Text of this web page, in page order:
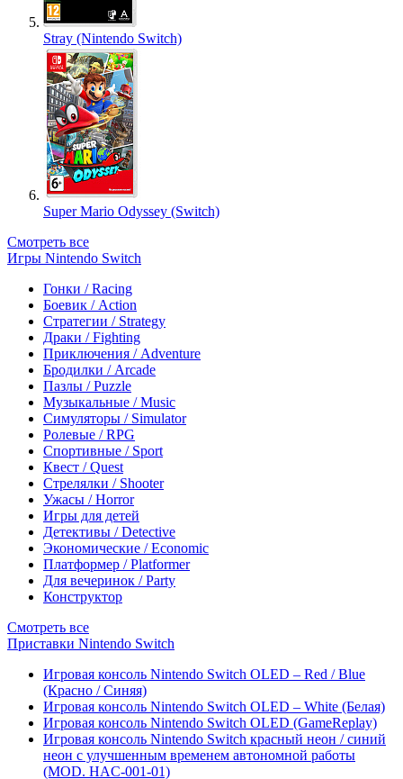
Stray (Nintendo Switch)
Super Mario Odyssey (Switch)
Смотреть все
Игры Nintendo Switch
Гонки / Racing
Боевик / Action
Стратегии / Strategy
Драки / Fighting
Приключения / Adventure
Бродилки / Arcade
Пазлы / Puzzle
Музыкальные / Music
Симуляторы / Simulator
Ролевые / RPG
Спортивные / Sport
Квест / Quest
Стрелялки / Shooter
Ужасы / Horror
Игры для детей
Детективы / Detective
Экономические / Economic
Платформер / Platformer
Для вечеринок / Party
Конструктор
Смотреть все
Приставки Nintendo Switch
Игровая консоль Nintendo Switch OLED – Red / Blue
(Красно / Синяя)
Игровая консоль Nintendo Switch OLED – White (Белая)
Игровая консоль Nintendo Switch OLED (GameReplay)
Игровая консоль Nintendo Switch красный неон / синий
неон с улучшенным временем автономной работы
(MOD. HAC-001-01)